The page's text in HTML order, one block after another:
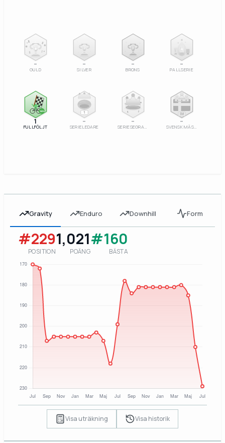
Gravity Enduro Downhill Form
#229
POSITION
1,021
POÄNG
#160
BÄSTA
Visa uträkning Visa historik
–
GULD
–
SILVER
3
–
BRONS
–
PALLSERIE
100%
1
FULLFÖLJT
1
–
SERIELEDARE
–
SERIESEGRARE
SM
–
SVENSK MÄSTARE